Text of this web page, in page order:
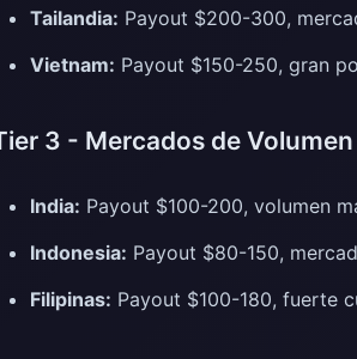
Tailandia: Payout $200-300,
Vietnam: Payout $150-250, gran
3 - Mercados de Volumen
India: Payout $100-200, volumen
Indonesia: Payout $80-150,
Filipinas: Payout $100-180, fuerte